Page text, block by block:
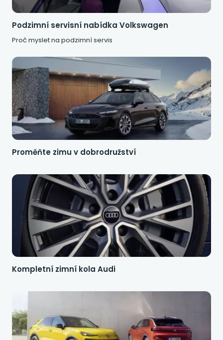
Podzimní servisní nabídka Volkswagen
Proč myslet na podzimní servis
Proměňte zimu v dobrodružství
Kompletní zimní kola Audi